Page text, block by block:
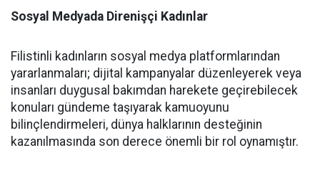
Sosyal Medyada Direnişçi Kadınlar
Filistinli kadınların sosyal medya platformlarından
yararlanmaları; dijital kampanyalar düzenleyerek veya
insanları duygusal bakımdan harekete geçirebilecek
konuları gündeme taşıyarak kamuoyunu
bilinçlendirmeleri, dünya halklarının desteğinin
kazanılmasında son derece önemli bir rol oynamıştır.